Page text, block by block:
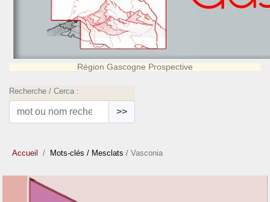
Région Gascogne Prospective
Recherche / Cerca :
>>
Accueil Mots-clés / Mesclats / Vasconia